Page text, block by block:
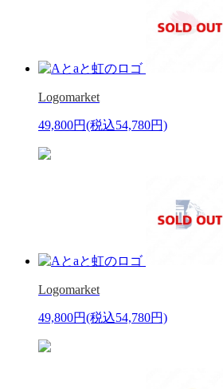
Logomarket
49,800円(税込54,780円)
Logomarket
49,800円(税込54,780円)